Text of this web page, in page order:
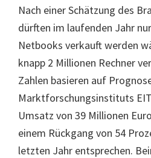
Nach einer Schätzung des
dürften im laufenden Jahr
Netbooks verkauft werden
knapp 2 Millionen Rechner
Zahlen basieren auf
Marktforschungsinstituts
Umsatz von 39 Millionen
einem Rückgang von 54
letzten Jahr entsprechen.